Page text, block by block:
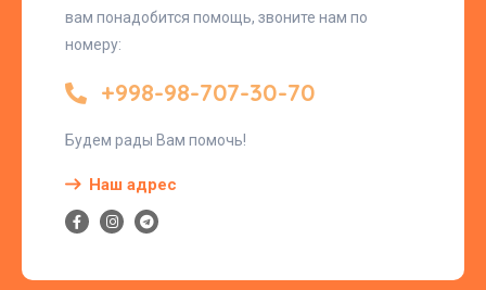
вам понадобится помощь, звоните нам по
номеру:
+998-98-707-30-70
Будем рады Вам помочь!
Наш адрес